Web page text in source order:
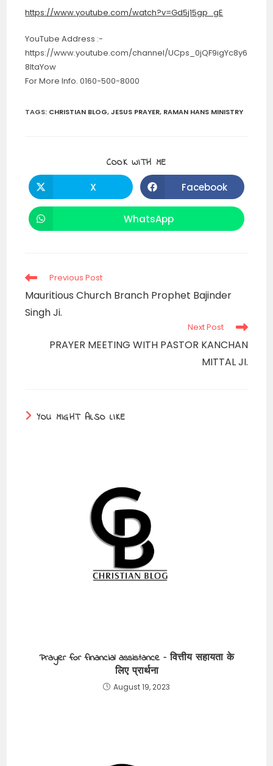
https://www.youtube.com/watch?v=Gd5j15gp_gE
YouTube Address :-
https://www.youtube.com/channel/UCps_0jQF9igYc8y6
8ltaYow
For More Info. 0160-500-8000
TAGS: CHRISTIAN BLOG, JESUS PRAYER, RAMAN HANS MINISTRY
COOK WITH ME
Opens
in
a
X Opens
in
a
Facebook
Opens
in
WhatsApp
Read
articles
Previous Post
Mauritious Church Branch Prophet Bajinder
Singh Ji.
Next Post
PRAYER MEETING WITH PASTOR KANCHAN
MITTAL JI.
YOU MIGHT ALSO LIKE
Prayer for financial assistance – वित्तीय सहायता के
लिए प्रार्थना
August 19, 2023